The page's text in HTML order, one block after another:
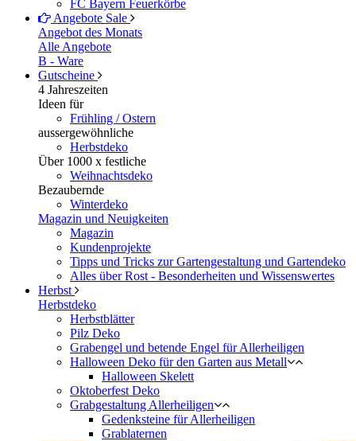
FC Bayern Feuerkörbe
Angebote Sale
Angebot des Monats
Alle Angebote
B - Ware
Gutscheine
4 Jahreszeiten
Ideen für
Frühling / Ostern
aussergewöhnliche
Herbstdeko
Über 1000 x festliche
Weihnachtsdeko
Bezaubernde
Winterdeko
Magazin und Neuigkeiten
Magazin
Kundenprojekte
Tipps und Tricks zur Gartengestaltung und Gartendeko
Alles über Rost - Besonderheiten und Wissenswertes
Herbst
Herbstdeko
Herbstblätter
Pilz Deko
Grabengel und betende Engel für Allerheiligen
Halloween Deko für den Garten aus Metall
Halloween Skelett
Oktoberfest Deko
Grabgestaltung Allerheiligen
Gedenksteine für Allerheiligen
Grablaternen